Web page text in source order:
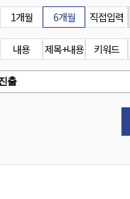
1개월 6개월 직접입력
내용 제목+내용 키워드